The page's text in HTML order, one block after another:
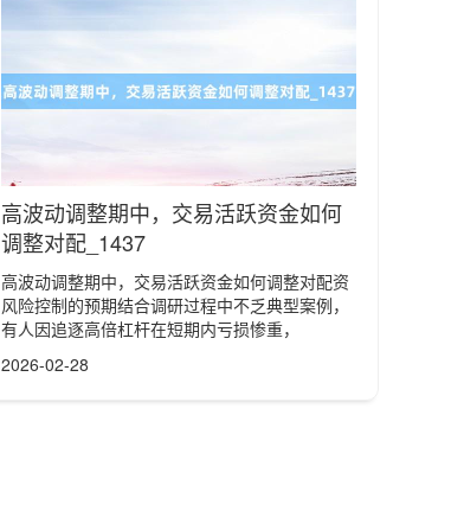
高波动调整期中，交易活跃资金如何
调整对配_1437
高波动调整期中，交易活跃资金如何调整对配资
风险控制的预期结合调研过程中不乏典型案例，
有人因追逐高倍杠杆在短期内亏损惨重，
2026-02-28